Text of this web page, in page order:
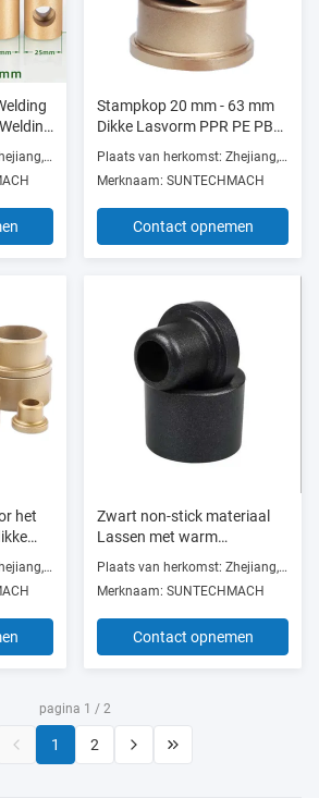
Plaats van herkomst: Zhejiang, China
Stampkop 20 mm - 63 mm
Dikke Lasvorm PPR PE PB
Plaats van herkomst: Zhejiang, China
Merknaam: SUNTECHMACH
Contact opnemen
het
Plaats van herkomst: Zhejiang, China
Zwart non-stick materiaal
Lassen met warm
gesmolten schimmel Hoge
Plaats van herkomst: Zhejiang, China
Merknaam: SUNTECHMACH
Contact opnemen
pagina 1 / 2
1 2